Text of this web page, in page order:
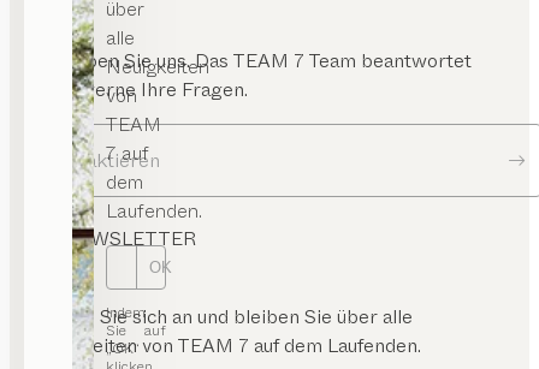
über
alle
Neuigkeiten
von
TEAM
7 auf
dem
Laufenden.
OK
Indem
Sie auf
„OK“
Schreiben Sie uns. Das TEAM 7 Team beantwortet
Ihnen gerne Ihre Fragen.
Kontaktieren
NEWSLETTER
Melden Sie sich an und bleiben Sie über alle
Neuigkeiten von TEAM 7 auf dem Laufenden.